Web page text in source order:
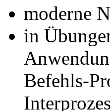
moderne
in
Befehls-